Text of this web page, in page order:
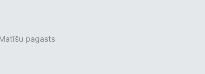
pagasts